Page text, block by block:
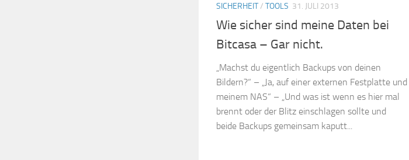
SICHERHEIT/ TOOLS 31. JULI 2013
Wie sicher sind meine Daten bei
Bitcasa – Gar nicht.
„Machst du eigentlich Backups von deinen
Bildern?“ – „Ja, auf einer externen Festplatte und
meinem NAS“ – „Und was ist wenn es hier mal
brennt oder der Blitz einschlagen sollte und
beide Backups gemeinsam kaputt...